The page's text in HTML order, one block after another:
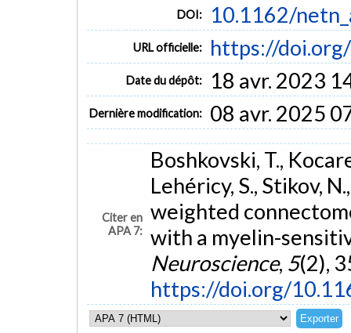
DOI: 10.1162/
URL officielle: https://
Date du dépôt: 18 avr. 2023
Dernière modification: 08 avr. 2025
Citer en
APA 7:
Boshkovski, T.,
Lehéricy, S., Stikov,
weighted
with a myelin-
Neuroscience, 5(2),
https://doi.org/